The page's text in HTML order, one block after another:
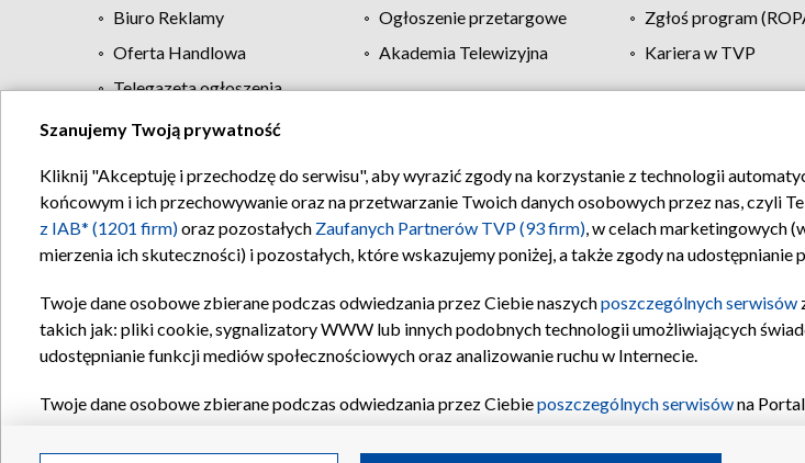
Biuro Reklamy
Ogłoszenie przetargowe Zgłoś program
Oferta Handlowa
Akademia Telewizyjna Kariera w TVP
Telegazeta ogłoszenia
Regulamin TVP Polityka prywatności Moje zgody
Szanujemy Twoją prywatność
Kliknij "Akceptuję i przechodzę do serwisu", aby wyrazić zgody na korzystanie z technologii
końcowym i ich przechowywanie oraz na przetwarzanie Twoich danych osobowych przez nas, czyli
z IAB* (1201 firm)oraz pozostałych Zaufanych Partnerów TVP (93 firm), w celach marketingowych
mierzenia ich skuteczności) i pozostałych, które wskazujemy poniżej, a także zgody na
Twoje dane osobowe zbierane podczas odwiedzania przez Ciebie naszychposzczególnych serwisów
takich jak: pliki cookie, sygnalizatory WWW lub innych podobnych technologii umożliwiających
udostępnianie funkcji mediów społecznościowych oraz analizowanie ruchu w Internecie.
Twoje dane osobowe zbierane podczas odwiedzania przez Ciebieposzczególnych serwisówna
Partnerów TVPdla realizacji następujących celów i funkcji: przechowywania informacji na